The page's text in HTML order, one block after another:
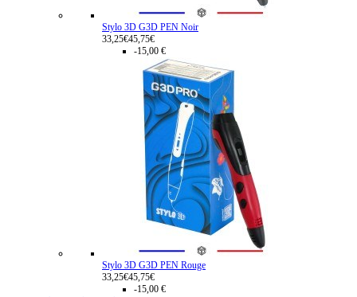
Stylo 3D G3D PEN Noir
33,25€45,75€
-15,00 €
Stylo 3D G3D PEN Rouge
33,25€45,75€
-15,00 €